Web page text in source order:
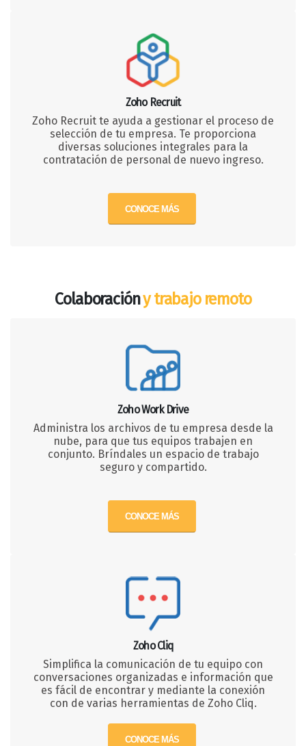
Zoho Recruit
Zoho Recruit te ayuda a gestionar el proceso de
selección de tu empresa. Te proporciona
diversas soluciones integrales para la
contratación de personal de nuevo ingreso.
CONOCE MÁS
Colaboracióny trabajo remoto
Zoho Work Drive
Administra los archivos de tu empresa desde la
nube, para que tus equipos trabajen en
conjunto. Bríndales un espacio de trabajo
seguro y compartido.
CONOCE MÁS
Zoho Cliq
Simplifica la comunicación de tu equipo con
conversaciones organizadas e información que
es fácil de encontrar y mediante la conexión
con de varias herramientas de Zoho Cliq.
CONOCE MÁS